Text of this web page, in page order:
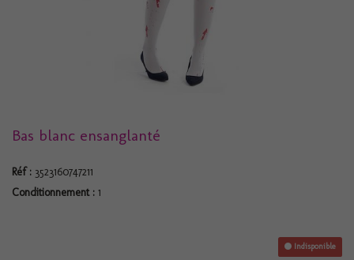
Bas blanc ensanglanté
Réf : 3523160747211
Conditionnement : 1
Indisponible